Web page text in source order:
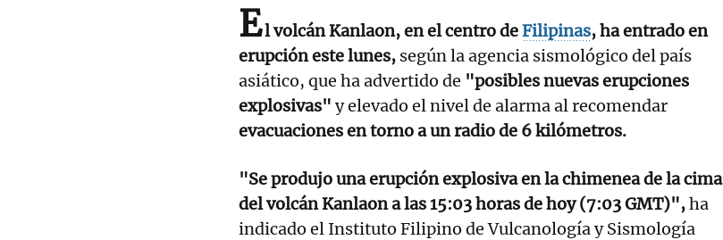
El volcán Kanlaon, en el centro deFilipinas, ha entrado en
erupción este lunes, según la agencia sismológico del país
asiático, que ha advertido de "posibles nuevas erupciones
explosivas" y elevado el nivel de alarma al recomendar
evacuaciones en torno a un radio de 6 kilómetros.
"Se produjo una erupción explosiva en la chimenea de la cima
del volcán Kanlaon a las 15:03 horas de hoy (7:03 GMT)",ha
indicado el Instituto Filipino de Vulcanología y Sismología